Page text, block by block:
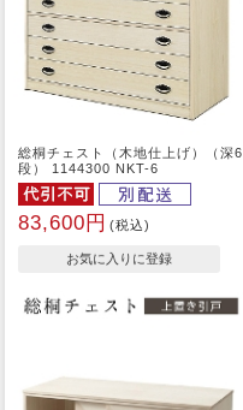
総桐チェスト（木地仕上げ）（深6
段） 1144300 NKT-6
83,600円 (税込)